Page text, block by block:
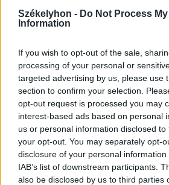
Székelyhon - Do Not Process
Information
If you wish to opt-out of the sale,
processing of your personal or
targeted advertising by us, please use
section to confirm your selection.
opt-out request is processed you may
interest-based ads based on personal
us or personal information disclosed
your opt-out. You may separately opt-
disclosure of your personal
IAB’s list of downstream participants.
also be disclosed by us to third parties
Hasznos
Impresszum
Szerzői jogok
Adatvédelmi tájékoztató
Cookie-kezelési tájékoztató